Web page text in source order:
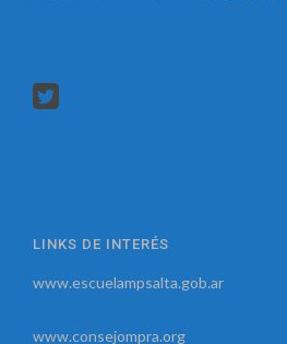
LINKS DE INTERÉS
www.escuelampsalta.gob.ar
www.consejompra.org